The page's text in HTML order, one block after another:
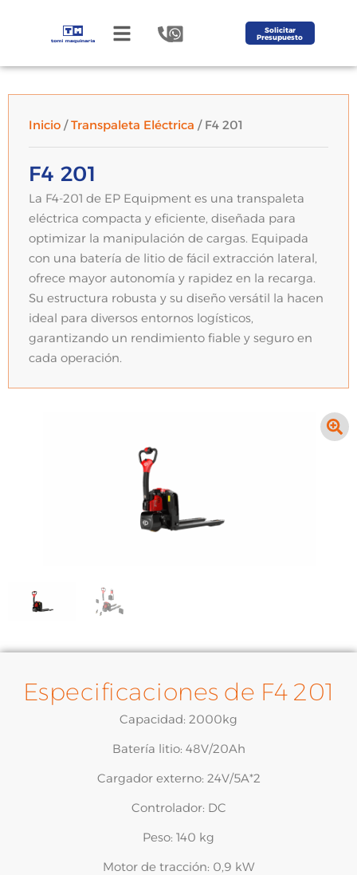
Solicitar
Presupuesto
Inicio /Transpaleta Eléctrica / F4 201
F4 201
La F4-201 de EP Equipment es una transpaleta
eléctrica compacta y eficiente, diseñada para
optimizar la manipulación de cargas. Equipada
con una batería de litio de fácil extracción lateral,
ofrece mayor autonomía y rapidez en la recarga.
Su estructura robusta y su diseño versátil la hacen
ideal para diversos entornos logísticos,
garantizando un rendimiento fiable y seguro en
cada operación.
Especificaciones de F4 201
Capacidad: 2000kg
Batería litio: 48V/20Ah
Cargador externo: 24V/5A*2
Controlador: DC
Peso: 140 kg
Motor de tracción: 0,9 kW